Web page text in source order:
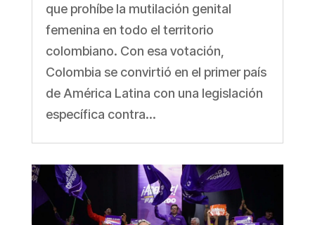
que prohíbe la mutilación genital
femenina en todo el territorio
colombiano. Con esa votación,
Colombia se convirtió en el primer país
de América Latina con una legislación
específica contra...